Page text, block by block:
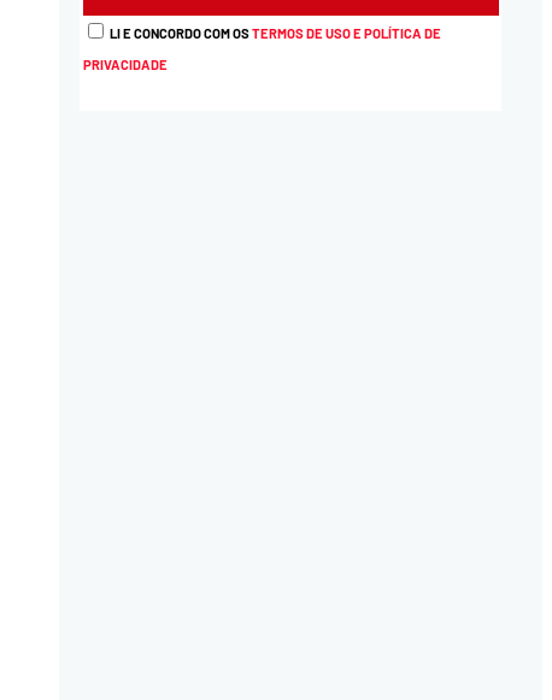
LI E CONCORDO COM OSTERMOS DE USO E POLÍTICA DE
PRIVACIDADE